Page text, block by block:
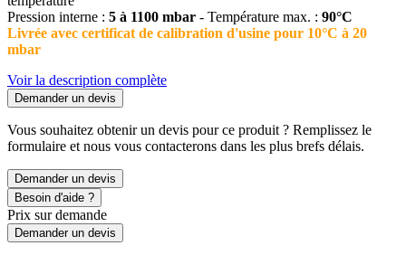
Pression interne : 5 à 1100 mbar - Température max. : 90°C
Livrée avec certificat de calibration d'usine pour 10°C à 20
mbar
Voir la description complète
Demander un devis
Vous souhaitez obtenir un devis pour ce produit ? Remplissez le
formulaire et nous vous contacterons dans les plus brefs délais.
Demander un devis
Besoin d'aide ?
Prix sur demande
Demander un devis